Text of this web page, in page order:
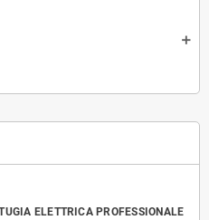
ELETTRICA PROFESSIONALE